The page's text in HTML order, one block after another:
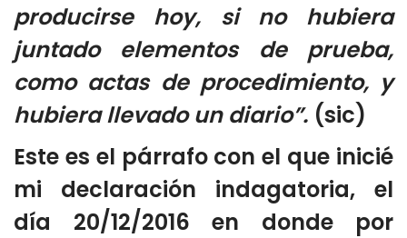
producirse hoy, si no hubiera
juntado elementos de prueba,
como actas de procedimiento, y
hubiera llevado un diario”. (sic)
Este es el párrafo con el que inicié
mi declaración indagatoria, el
día 20/12/2016 en donde por